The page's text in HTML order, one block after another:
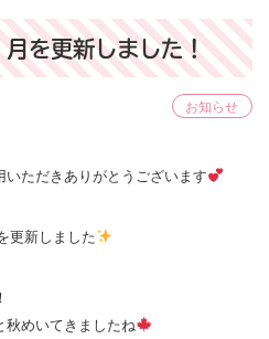
を更新しました！
お知らせ
ただきありがとうございます
更新しました
秋めいてきましたね